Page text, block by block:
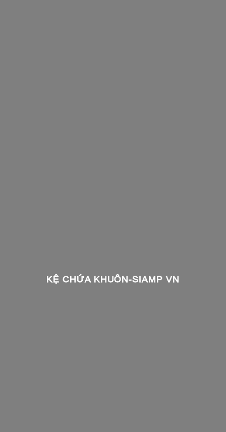
KỆ CHỨA KHUÔN-SIAMP VN